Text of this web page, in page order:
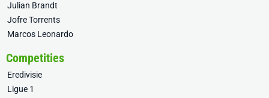
Julian Brandt
Jofre Torrents
Marcos Leonardo
Competities
Eredivisie
Ligue 1